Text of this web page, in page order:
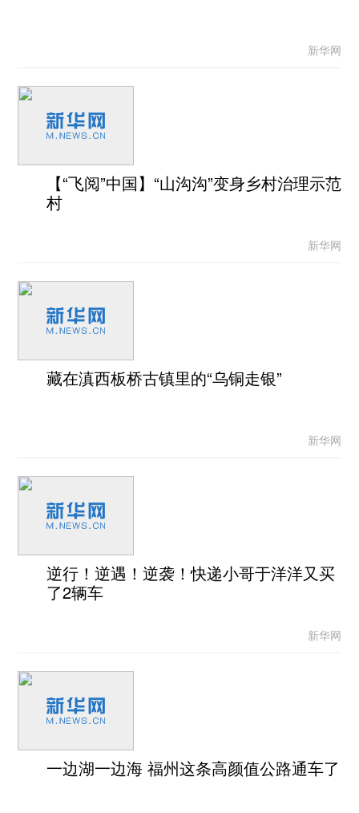
新华网
【“飞阅”中国】“山沟沟”变身乡村治理示范
村
新华网
藏在滇西板桥古镇里的“乌铜走银”
新华网
逆行！逆遇！逆袭！快递小哥于洋洋又买
了2辆车
新华网
一边湖一边海 福州这条高颜值公路通车了